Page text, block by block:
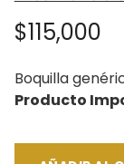
$115,000
Boquilla
Producto